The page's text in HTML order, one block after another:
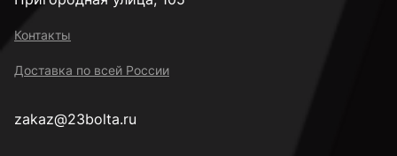
Контакты
Доставка по всей России
zakaz@23bolta.ru